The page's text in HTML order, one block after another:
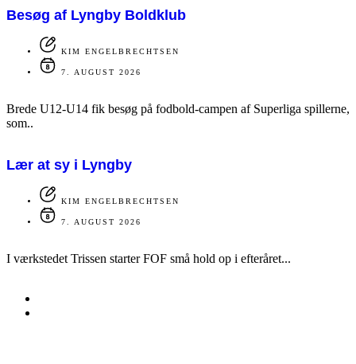
Besøg af Lyngby Boldklub
KIM ENGELBRECHTSEN
7. AUGUST 2026
Brede U12-U14 fik besøg på fodbold-campen af Superliga spillerne,
som..
Lær at sy i Lyngby
KIM ENGELBRECHTSEN
7. AUGUST 2026
I værkstedet Trissen starter FOF små hold op i efteråret...